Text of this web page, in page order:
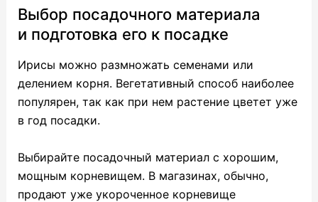
Выбор посадочного материала
и подготовка его к посадке
Ирисы можно размножать семенами или
делением корня. Вегетативный способ наиболее
популярен, так как при нем растение цветет уже
в год посадки.
Выбирайте посадочный материал с хорошим,
мощным корневищем. В магазинах, обычно,
продают уже укороченное корневище